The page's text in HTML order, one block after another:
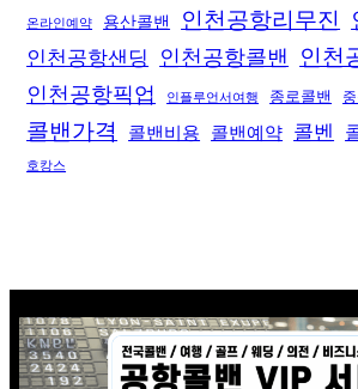
온라인예약 용산콜밴 인천공항리무진
인천공항샌딩 인천공항콜밴 인천
인천공항픽업 인플루언서여행 종로콜밴
콜밴가격
콜밴비용 콜밴예약 콜벤
호캉스